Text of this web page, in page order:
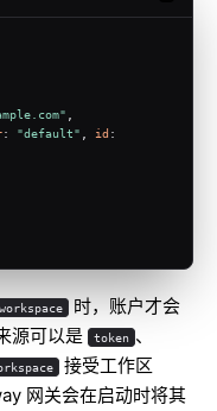
,
: "default" id
workspace
时，账户才会
源可以是
token 、
接受工作区
网关会在启动时将其